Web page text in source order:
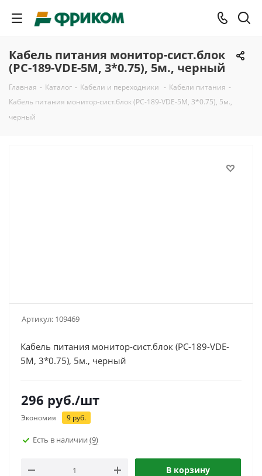
Кабель питания монитор-сист.блок
(PC-189-VDE-5M, 3*0.75), 5м., черный
Главная - Каталог - Кабели и переходники - Кабели питания -
Кабель питания монитор-сист.блок (PC-189-VDE-5M, 3*0.75), 5м.,
черный
Артикул: 109469
Кабель питания монитор-сист.блок (PC-189-VDE-
5M, 3*0.75), 5м., черный
296 руб./шт
Экономия 9 руб.
Есть в наличии (9)
В корзину